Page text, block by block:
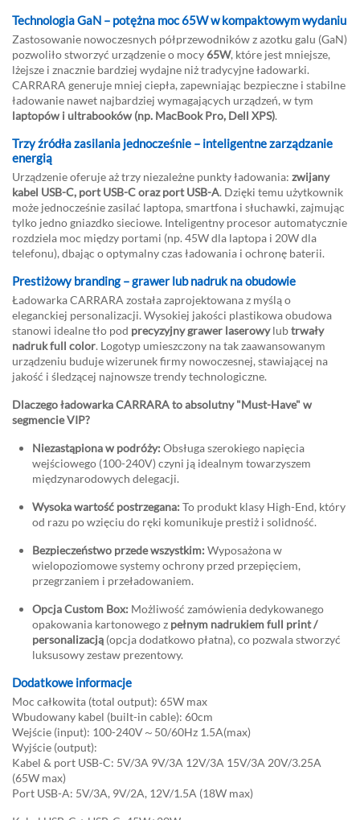
Technologia GaN – potężna moc 65W w kompaktowym wydaniu
Zastosowanie nowoczesnych półprzewodników z azotku galu (GaN)
pozwoliło stworzyć urządzenie o mocy65W, które jest mniejsze,
lżejsze i znacznie bardziej wydajne niż tradycyjne ładowarki.
CARRARA generuje mniej ciepła, zapewniając bezpieczne i stabilne
ładowanie nawet najbardziej wymagających urządzeń, w tym
laptopów i ultrabooków (np. MacBook Pro, Dell XPS).
Trzy źródła zasilania jednocześnie – inteligentne zarządzanie
energią
Urządzenie oferuje aż trzy niezależne punkty ładowania: zwijany
kabel USB-C, port USB-C oraz port USB-A. Dzięki temu użytkownik
może jednocześnie zasilać laptopa, smartfona i słuchawki, zajmując
tylko jedno gniazdko sieciowe. Inteligentny procesor automatycznie
rozdziela moc między portami (np. 45W dla laptopa i 20W dla
telefonu), dbając o optymalny czas ładowania i ochronę baterii.
Prestiżowy branding – grawer lub nadruk na obudowie
Ładowarka CARRARA została zaprojektowana z myślą o
eleganckiej personalizacji. Wysokiej jakości plastikowa obudowa
stanowi idealne tło pod precyzyjny grawer laserowylubtrwały
nadruk full color. Logotyp umieszczony na tak zaawansowanym
urządzeniu buduje wizerunek firmy nowoczesnej, stawiającej na
jakość i śledzącej najnowsze trendy technologiczne.
Dlaczego ładowarka CARRARA to absolutny "Must-Have" w
segmencie VIP?
Niezastąpiona w podróży: Obsługa szerokiego napięcia
wejściowego (100-240V) czyni ją idealnym towarzyszem
międzynarodowych delegacji.
Wysoka wartość postrzegana: To produkt klasy High-End, który
od razu po wzięciu do ręki komunikuje prestiż i solidność.
Bezpieczeństwo przede wszystkim: Wyposażona w
wielopoziomowe systemy ochrony przed przepięciem,
przegrzaniem i przeładowaniem.
Opcja Custom Box: Możliwość zamówienia dedykowanego
opakowania kartonowego z pełnym nadrukiem full print /
personalizacją (opcja dodatkowo płatna), co pozwala stworzyć
luksusowy zestaw prezentowy.
Dodatkowe informacje
Moc całkowita (total output): 65W max
Wbudowany kabel (built-in cable): 60cm
Wejście (input): 100-240V～50/60Hz 1.5A(max)
Wyjście (output):
Kabel & port USB-C: 5V/3A 9V/3A 12V/3A 15V/3A 20V/3.25A
(65W max)
Port USB-A: 5V/3A, 9V/2A, 12V/1.5A (18W max)